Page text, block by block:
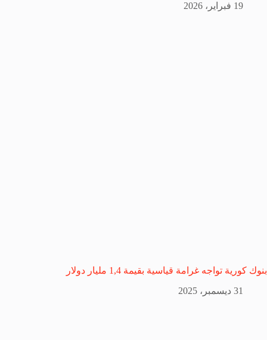
19 فبراير، 2026
بنوك كورية تواجه غرامة قياسية بقيمة 1,4 مليار دولار
31 ديسمبر، 2025